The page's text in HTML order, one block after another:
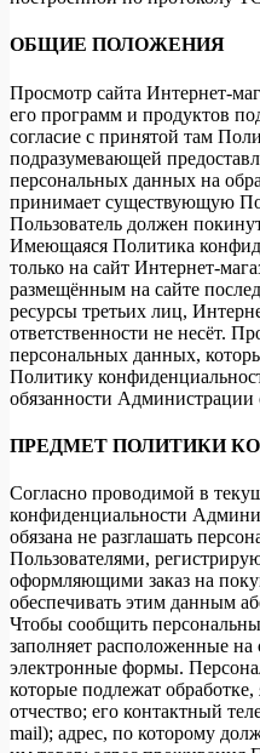
ОБЩИЕ ПОЛОЖЕНИЯ
Просмотр сайта Интернет-
его программ и продуктов
согласие с принятой там
подразумевающей
персональных данных на
принимает существующую
Пользователь должен
Имеющаяся Политика
только на сайт Интернет-
размещённым на сайте
ресурсы третьих лиц,
ответственности не несёт.
персональных данных,
Политику
обязанности Администрации
ПРЕДМЕТ ПОЛИТИКИ
Согласно проводимой в
конфиденциальности
обязана не разглашать
Пользователями,
оформляющими заказ на
обеспечивать этим данным
Чтобы сообщить
заполняет расположенные на
электронные формы.
которые подлежат
отчество; его контактный
mail); адрес, по которому